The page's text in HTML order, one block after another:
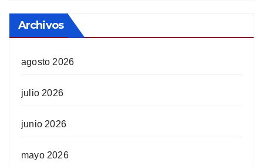
Archivos
agosto 2026
julio 2026
junio 2026
mayo 2026